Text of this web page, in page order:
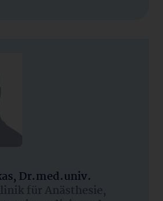
Dr.med.univ.
für Anästhesie,